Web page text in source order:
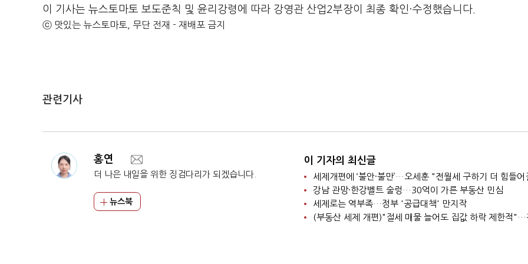
이 기사는 뉴스토마토 보도준칙 및 윤리강령에 따라 강영관 산업2부장이 최종 확인·수정했습니다.
ⓒ 맛있는 뉴스토마토, 무단 전재 - 재배포 금지
관련기사
홍연
더 나은 내일을 위한 징검다리가 되겠습니다.
뉴스북
이 기자의 최신글
세제개편에 ‘불안·불만’…오세훈 "전월세 구하기 더 힘들어
강남 관망·한강벨트 술렁…30억이 가른 부동산 민심
세제로는 역부족…정부 '공급대책' 만지작